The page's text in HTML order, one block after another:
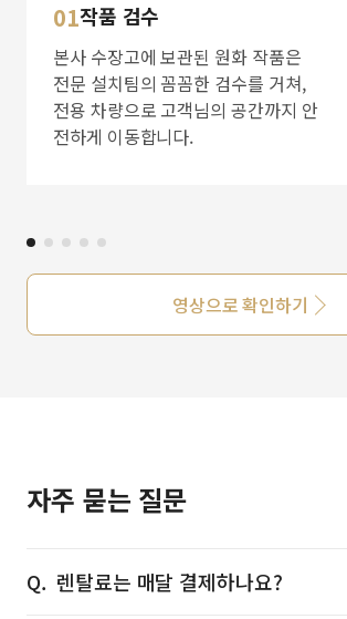
01작품 검수
본사 수장고에 보관된 원화 작품은
전문 설치팀의 꼼꼼한 검수를 거쳐,
전용 차량으로 고객님의 공간까지 안
전하게 이동합니다.
영상으로 확인하기
자주 묻는 질문
렌탈료는 매달 결제하나요?